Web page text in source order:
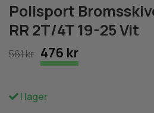
Polisport
RR 2T/4T 19-25 Vit
561 kr 476 kr
I lager